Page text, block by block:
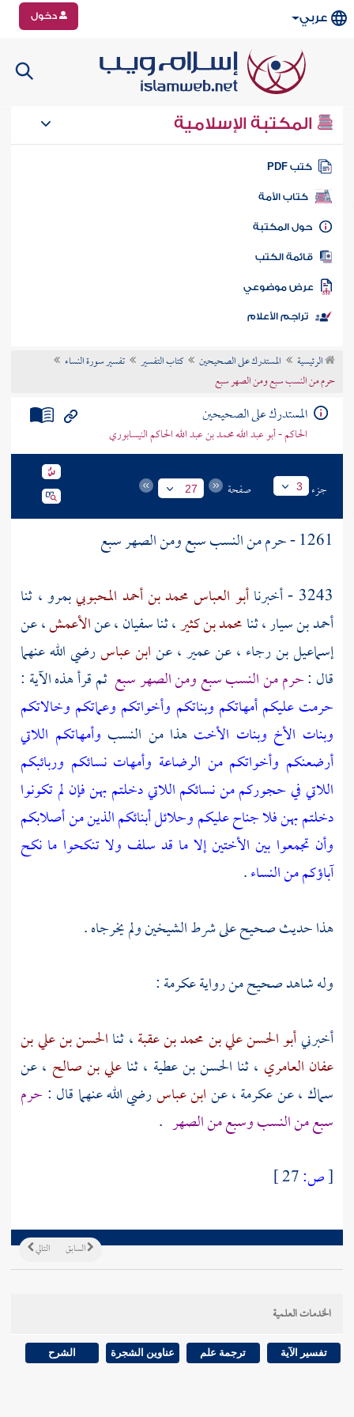
عربي دخول
المكتبة الإسلامية
كتب PDF
كتاب الأمة
المكتبة
الكتب
موضوعي
تراجم الأعلام
الرئيسية المستدرك على الصحيحين كتاب التفسير
تفسير سورة النساء
حرم من النسب سبع ومن الصهر سبع
المستدرك على الصحيحين
الحاكم - أبو عبد الله محمد بن عبد الله الحاكم النيسابوري
جزء 3 صفحة 27
1261 - حرم من النسب سبع ومن الصهر سبع
3243 - أخبرنا
أبو العباس محمد بن أحمد المحبوبيبمرو، ثنا
أحمد بن سيار، ثنامحمد بن كثير، ثناسفيان، عنالأعمش، عن
إسماعيل بن رجاء ، عنعمير، عنابن عباسرضي الله عنهما
قال :حرم من النسب سبع ومن الصهر سبع ثم قرأ هذه الآية :
حرمت عليكم أمهاتكم وبناتكم وأخواتكم وعماتكم وخالاتكم
وبنات الأخ وبنات الأخت هذا من النسب وأمهاتكم اللاتي
أرضعنكم وأخواتكم من الرضاعة وأمهات نسائكم وربائبكم
اللاتي في حجوركم من نسائكم اللاتي دخلتم بهن فإن لم تكونوا
دخلتم بهن فلا جناح عليكم وحلائل أبنائكم الذين من أصلابكم
وأن تجمعوا بين الأختين إلا ما قد سلف ولا تنكحوا ما نكح
آباؤكم من النساء.
هذا حديث صحيح على شرط الشيخين ولم يخرجاه .
وله شاهد صحيح من روايةعكرمة:
أخبرنيأبو الحسن علي بن محمد بن عقبة، ثناالحسن بن علي بن
عفان العامري ، ثنا الحسن بن عطية ، ثناعلي بن صالح ، عن
سماك ، عنعكرمة، عنابن عباسرضي الله عنهما قال : حرم
سبع من النسب وسبع من الصهر .
[ص:
التالي السابق
الخدمات العلمية
تفسير الآية ترجمة علم عناوين الشجرة الشرح